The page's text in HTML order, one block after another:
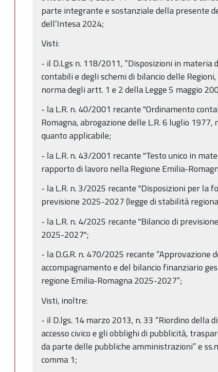
parte integrante e sostanziale della presente
dell’Intesa 2024;
Visti:
- il D.Lgs n. 118/2011, “Disposizioni in materia
contabili e degli schemi di bilancio delle
norma degli artt. 1 e 2 della Legge 5 maggio
- la L.R. n. 40/2001 recante "Ordinamento
Romagna, abrogazione delle L.R. 6 luglio
quanto applicabile;
- la L.R. n. 43/2001 recante "Testo unico in
rapporto di lavoro nella Regione Emilia-
- la L.R. n. 3/2025 recante "Disposizioni per la
previsione 2025-2027 (legge di stabilità
- la L.R. n. 4/2025 recante "Bilancio di
2025-2027";
- la D.G.R. n. 470/2025 recante “Approvazione
accompagnamento e del bilancio finanziario
regione Emilia-Romagna 2025-2027”;
Visti, inoltre:
- il D.lgs. 14 marzo 2013, n. 33 “Riordino della
accesso civico e gli obblighi di pubblicità,
da parte delle pubbliche amministrazioni” e
comma 1;